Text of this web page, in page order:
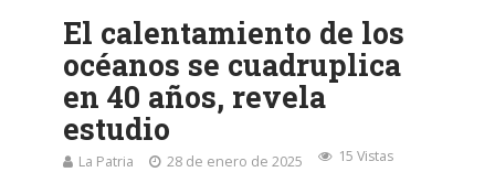
El calentamiento de los
océanos se cuadruplica
en 40 años, revela
estudio
La Patria 28 de enero de 2025 15 Vistas